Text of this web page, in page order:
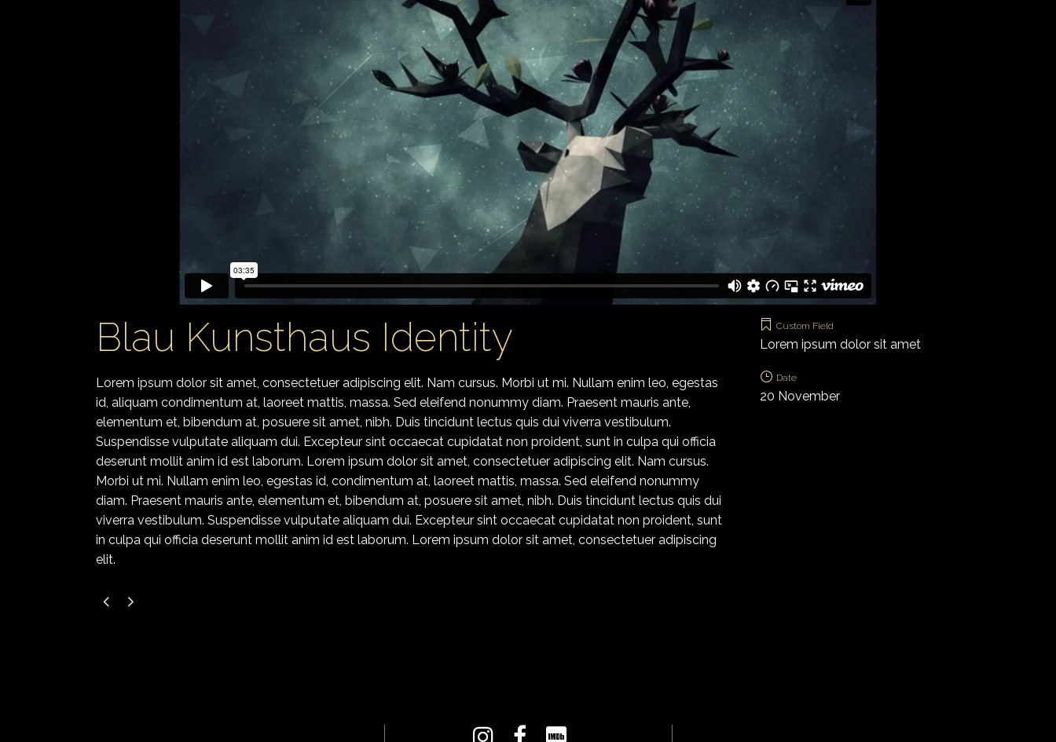
Blau Kunsthaus Identity
Lorem ipsum dolor sit amet, consectetuer adipiscing elit. Nam cursus. Morbi ut mi. Nullam enim leo, egestas
id, aliquam condimentum at, laoreet mattis, massa. Sed eleifend nonummy diam. Praesent mauris ante,
elementum et, bibendum at, posuere sit amet, nibh. Duis tincidunt lectus quis dui viverra vestibulum.
Suspendisse vulputate aliquam dui. Excepteur sint occaecat cupidatat non proident, sunt in culpa qui officia
deserunt mollit anim id est laborum. Lorem ipsum dolor sit amet, consectetuer adipiscing elit. Nam cursus.
Morbi ut mi. Nullam enim leo, egestas id, condimentum at, laoreet mattis, massa. Sed eleifend nonummy
diam. Praesent mauris ante, elementum et, bibendum at, posuere sit amet, nibh. Duis tincidunt lectus quis dui
viverra vestibulum. Suspendisse vulputate aliquam dui. Excepteur sint occaecat cupidatat non proident, sunt
in culpa qui officia deserunt mollit anim id est laborum. Lorem ipsum dolor sit amet, consectetuer adipiscing
elit.
Custom Field
Lorem ipsum dolor sit amet
Date
20 November